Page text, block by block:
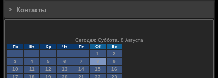
Контакты
Сегодня: Суббота, 8 Августа
Пн Вт Ср Чт Пт Сб Вс
1
2
3
4 5 6 7 8
9
10
11 12 13 14 15
16
17
18 19 20 21 22
23